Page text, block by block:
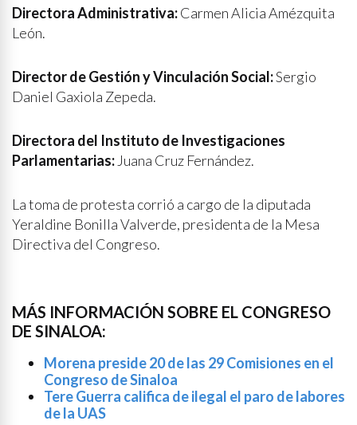
Directora Administrativa:Carmen Alicia Amézquita
León.
Director de Gestión y Vinculación Social:Sergio
Daniel Gaxiola Zepeda.
Directora del Instituto de Investigaciones
Parlamentarias: Juana Cruz Fernández.
La toma de protesta corrió a cargo de la diputada
Yeraldine Bonilla Valverde, presidenta de la Mesa
Directiva del Congreso.
MÁS INFORMACIÓN SOBRE EL CONGRESO
DE SINALOA:
Morena preside 20 de las 29 Comisiones en el
Congreso de Sinaloa
Tere Guerra califica de ilegal el paro de labores
de la UAS